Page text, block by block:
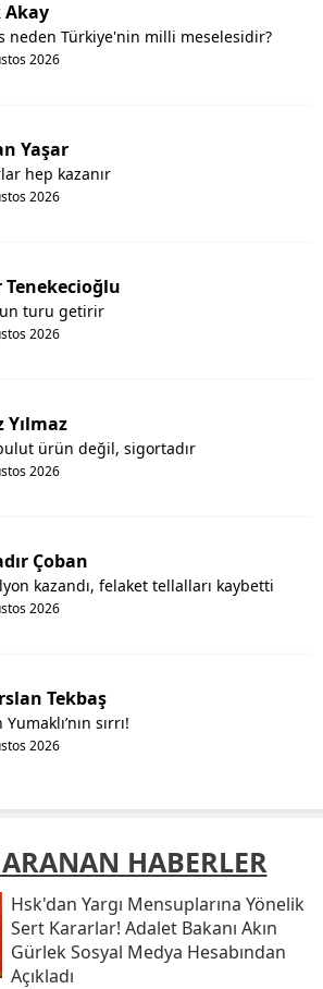
Akay
2026
neden Türkiye'nin milli meselesidir?
Yaşar
2026
hep kazanır
Tenekecioğlu
2026
turu getirir
Yılmaz
2026
ürün değil, sigortadır
Çoban
2026
kazandı, felaket tellalları kaybetti
Tekbaş
2026
sırrı!
HABERLER
Hsk'dan Yargı Mensuplarına Yönelik
Sert Kararlar! Adalet Bakanı Akın
Gürlek Sosyal Medya Hesabından
Açıkladı